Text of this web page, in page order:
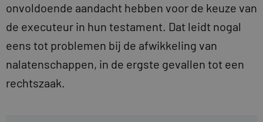
onvoldoende aandacht hebben voor de keuze van
de executeur in hun testament. Dat leidt nogal
eens tot problemen bij de afwikkeling van
nalatenschappen, in de ergste gevallen tot een
rechtszaak.